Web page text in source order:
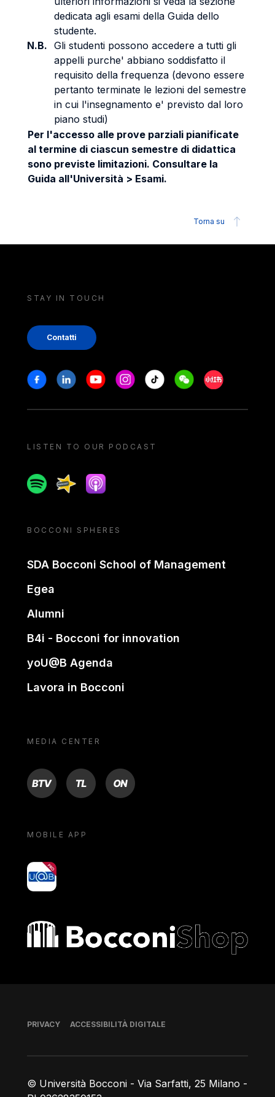
dedicata agli esami della Guida dello
studente.
N.B. Gli studenti possono accedere a tutti gli
appelli purche' abbiano soddisfatto il
requisito della frequenza (devono essere
pertanto terminate le lezioni del semestre
in cui l'insegnamento e' previsto dal loro
piano studi)
Per l'accesso alle prove parziali pianificate
al termine di ciascun semestre di didattica
sono previste limitazioni. Consultare la
Guida all'Università > Esami.
Torna su
STAY IN TOUCH
Contatti
Stay in touch
FacebookLinkedinYoutubeInstagram
Tiktok WeechatXiaohongshu/
LISTEN TO OUR PODCAST
SpotifySpreakerApple podcast
BOCCONI SPHERES
SDA Bocconi School of Management
Egea
Alumni
B4i - Bocconi for innovation
yoU@B Agenda
Lavora in Bocconi
MEDIA CENTER
BTV TL ON
MOBILE APP
yoU@B
Bocconi shop
© Università Bocconi - Via Sarfatti, 25 Milano -
Piè di pagina
PRIVACY ACCESSIBILITÀ DIGITALE